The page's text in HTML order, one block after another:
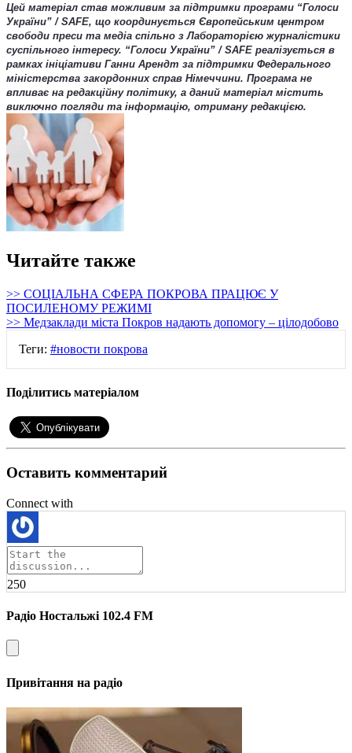
Цей матеріал став можливим за підтримки програми “Голоси
України” / SAFE, що координується Європейським центром
свободи преси та медіа спільно з Лабораторією журналістики
суспільного інтересу. “Голоси України” / SAFE реалізується в
рамках ініціативи Ганни Арендт за підтримки Федерального
міністерства закордонних справ Німеччини. Програма не
впливає на редакційну політику, а даний матеріал містить
виключно погляди та інформацію, отриману редакцією.
Читайте также
>> СОЦІАЛЬНА СФЕРА ПОКРОВА ПРАЦЮЄ У
ПОСИЛЕНОМУ РЕЖИМІ
>> Медзаклади міста Покров надають допомогу – цілодобово
Теги: #новости покрова
Поділитись матеріалом
Оставить комментарий
Connect with
250
Радіо Ностальжі 102.4 FM
Привітання на радіо